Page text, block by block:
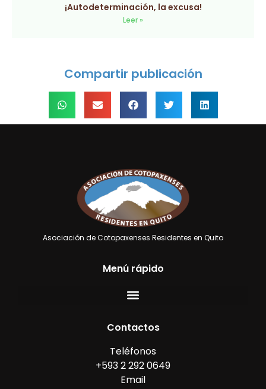
¡Autodeterminación, la excusa!
Leer »
Compartir publicación
Asociación de Cotopaxenses Residentes en Quito
Menú rápido
Contactos
Teléfonos
+593 2 292 0649
Email